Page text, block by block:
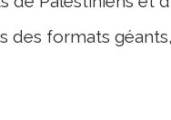
des formats